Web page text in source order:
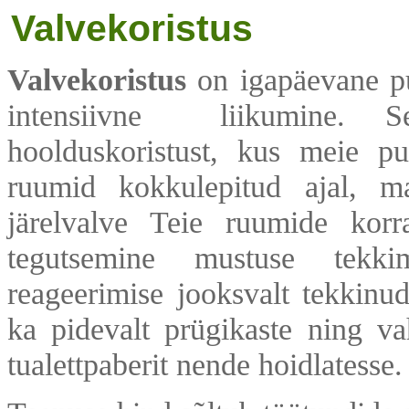
Valvekoristus
Valvekoristus on igapäevane
intensiivne liikumine.
hoolduskoristust, kus meie
ruumid kokkulepitud ajal,
järelvalve Teie ruumide
tegutsemine mustuse
reageerimise jooksvalt
ka pidevalt prügikaste ning
tualettpaberit nende hoidlatesse.